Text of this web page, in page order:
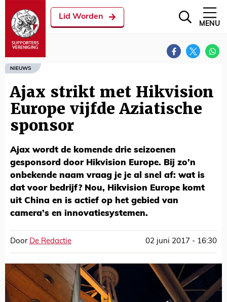
Lid Worden
MENU
NIEUWS
Ajax strikt met Hikvision
Europe vijfde Aziatische
sponsor
Ajax wordt de komende drie seizoenen
gesponsord door Hikvision Europe. Bij zo’n
onbekende naam vraag je je al snel af: wat is
dat voor bedrijf? Nou, Hikvision Europe komt
uit China en is actief op het gebied van
camera’s en innovatiesystemen.
Door De Redactie 02 juni 2017 - 16:30